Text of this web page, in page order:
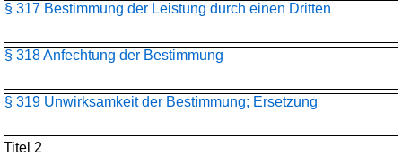
§ 317 Bestimmung der Leistung durch einen Dritten
§ 318 Anfechtung der Bestimmung
§ 319 Unwirksamkeit der Bestimmung; Ersetzung
Titel 2